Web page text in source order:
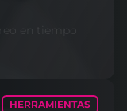
en tiempo
HERRAMIENTAS